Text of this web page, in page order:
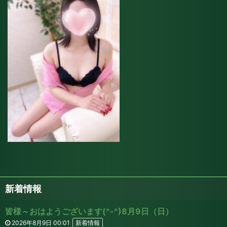
新着情報
皆様～おはようございます(^-^)8月9日（日）
2026年8月9日 00:01 新着情報